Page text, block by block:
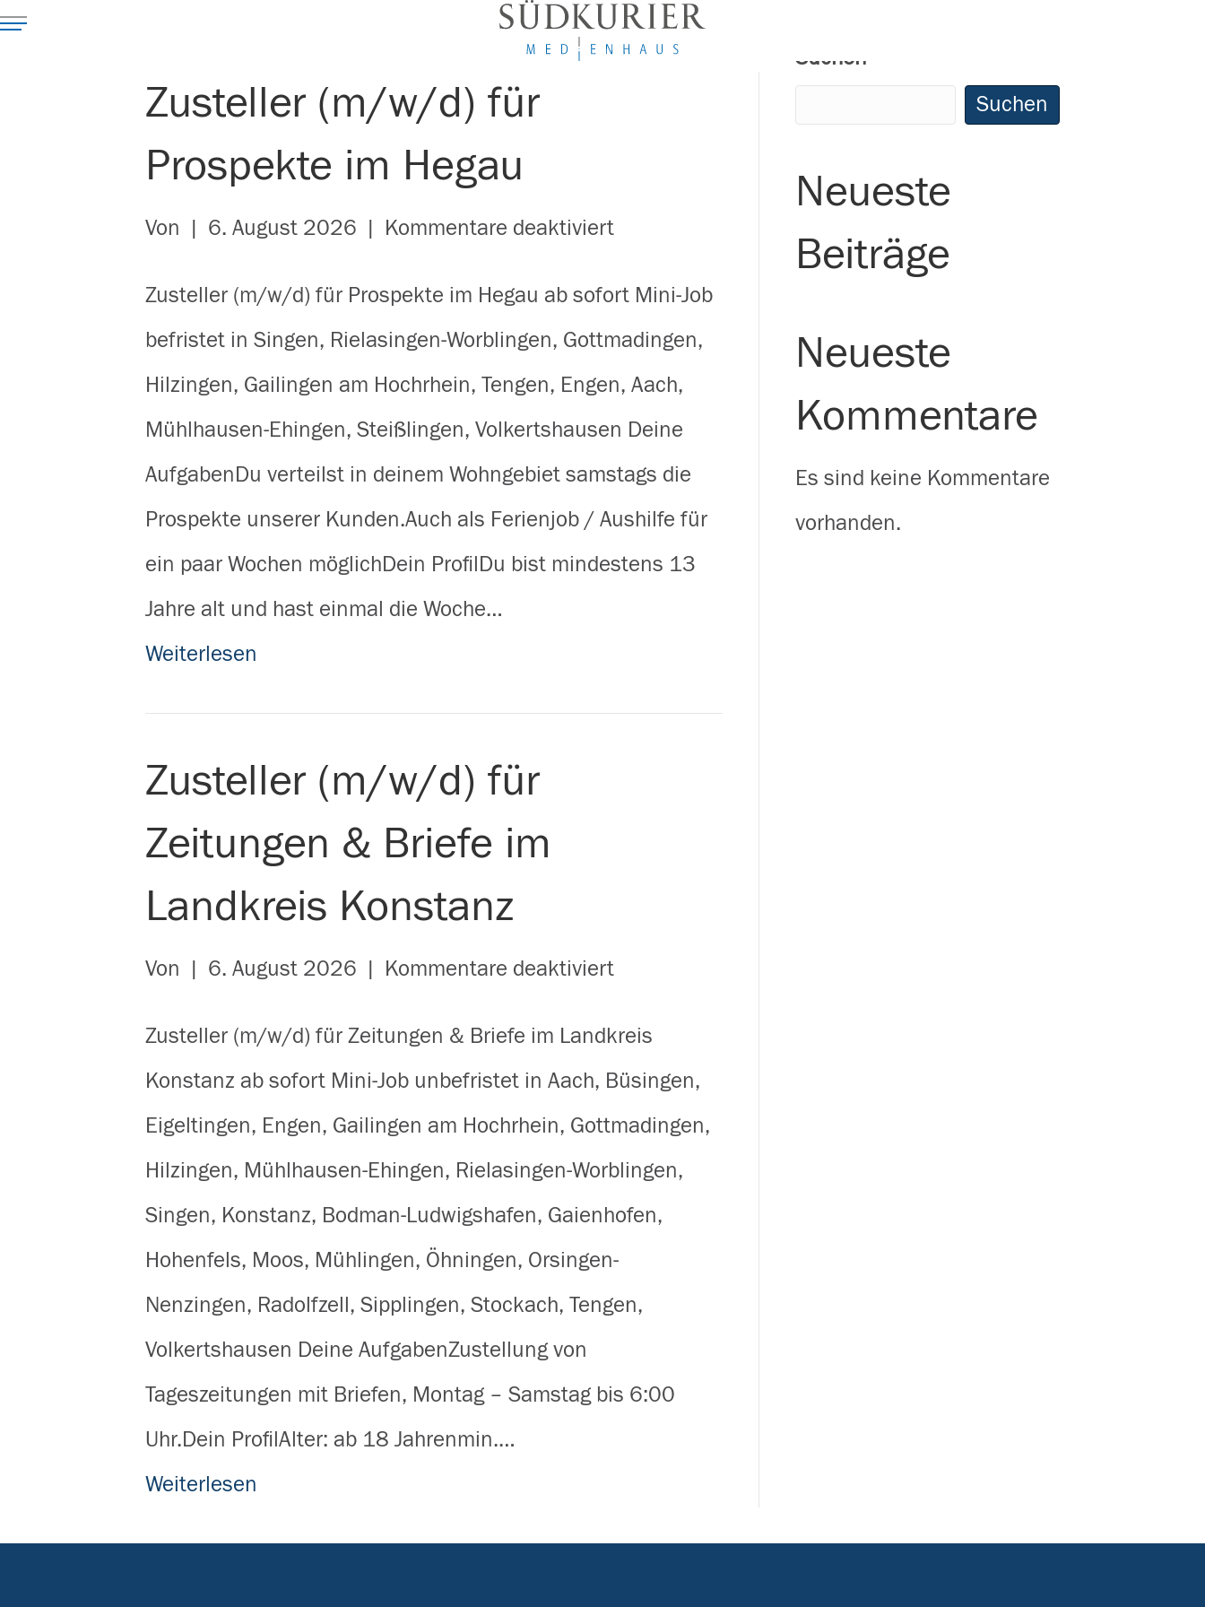
Zusteller (m/w/d) für
Prospekte im Hegau
Von | 6. August 2026 | Kommentare deaktiviertfür
Zusteller (m/w/d) für Prospekte im Hegau ab sofort Mini-Job
befristet in Singen, Rielasingen-Worblingen, Gottmadingen,
Hilzingen, Gailingen am Hochrhein, Tengen, Engen, Aach,
Mühlhausen-Ehingen, Steißlingen, Volkertshausen Deine
AufgabenDu verteilst in deinem Wohngebiet samstags die
Prospekte unserer Kunden.Auch als Ferienjob / Aushilfe für
ein paar Wochen möglichDein ProfilDu bist mindestens 13
Jahre alt und hast einmal die Woche…
Weiterlesen
Zusteller (m/w/d) für
Zeitungen & Briefe im
Landkreis Konstanz
Von | 6. August 2026 | Kommentare deaktiviertfür
Zusteller (m/w/d) für Zeitungen & Briefe im Landkreis
Konstanz ab sofort Mini-Job unbefristet in Aach, Büsingen,
Eigeltingen, Engen, Gailingen am Hochrhein, Gottmadingen,
Hilzingen, Mühlhausen-Ehingen, Rielasingen-Worblingen,
Singen, Konstanz, Bodman-Ludwigshafen, Gaienhofen,
Hohenfels, Moos, Mühlingen, Öhningen, Orsingen-
Nenzingen, Radolfzell, Sipplingen, Stockach, Tengen,
Volkertshausen Deine AufgabenZustellung von
Tageszeitungen mit Briefen, Montag – Samstag bis 6:00
Uhr.Dein ProfilAlter: ab 18 Jahrenmin.…
Weiterlesen
Suchen
Suchen
Neueste
Beiträge
Neueste
Kommentare
Es sind keine Kommentare
vorhanden.